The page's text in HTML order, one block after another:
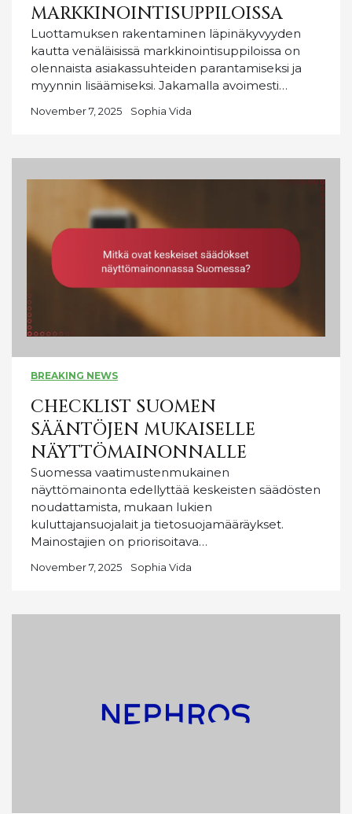
MARKKINOINTISUPPILOISSA
Luottamuksen rakentaminen läpinäkyvyyden
kautta venäläisissä markkinointisuppiloissa on
olennaista asiakassuhteiden parantamiseksi ja
myynnin lisäämiseksi. Jakamalla avoimesti…
November 7, 2025 Sophia Vida
BREAKING NEWS
CHECKLIST SUOMEN
SÄÄNTÖJEN MUKAISELLE
NÄYTTÖMAINONNALLE
Suomessa vaatimustenmukainen
näyttömainonta edellyttää keskeisten säädösten
noudattamista, mukaan lukien
kuluttajansuojalait ja tietosuojamääräykset.
Mainostajien on priorisoitava…
November 7, 2025 Sophia Vida